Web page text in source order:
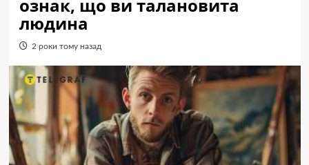
ознак, що ви талановита
людина
2 роки тому назад